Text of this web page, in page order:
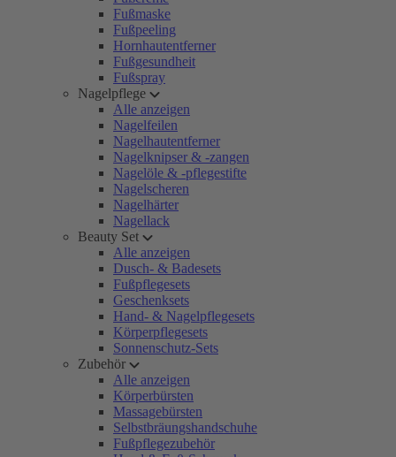
Fußmaske
Fußpeeling
Hornhautentferner
Fußgesundheit
Fußspray
Nagelpflege
Alle anzeigen
Nagelfeilen
Nagelhautentferner
Nagelknipser & -zangen
Nagelöle & -pflegestifte
Nagelscheren
Nagelhärter
Nagellack
Beauty Set
Alle anzeigen
Dusch- & Badesets
Fußpflegesets
Geschenksets
Hand- & Nagelpflegesets
Körperpflegesets
Sonnenschutz-Sets
Zubehör
Alle anzeigen
Körperbürsten
Massagebürsten
Selbstbräungshandschuhe
Fußpflegezubehör